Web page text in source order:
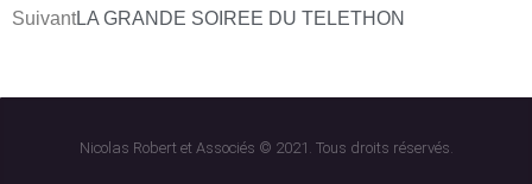
SuivantLA GRANDE SOIREE DU TELETHON
Nicolas Robert et Associés © 2021. Tous droits réservés.